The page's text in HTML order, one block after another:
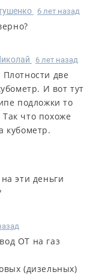
6 лет назад
6 лет назад
две
И вот тут
подложки то
что похоже
кубометр.
эти деньги
ОТ на газ
(дизельных)